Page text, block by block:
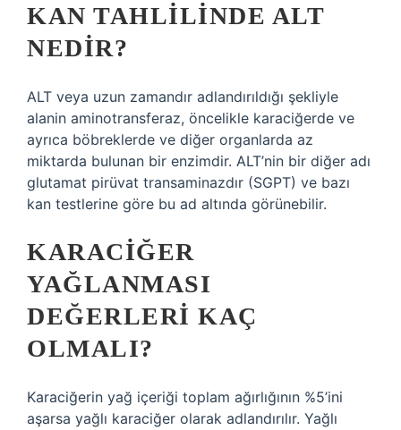
KAN TAHLILINDE ALT
NEDIR?
ALT veya uzun zamandır adlandırıldığı şekliyle
alanin aminotransferaz, öncelikle karaciğerde ve
ayrıca böbreklerde ve diğer organlarda az
miktarda bulunan bir enzimdir. ALT’nin bir diğer adı
glutamat pirüvat transaminazdır (SGPT) ve bazı
kan testlerine göre bu ad altında görünebilir.
KARACIĞER
YAĞLANMASI
DEĞERLERI KAÇ
OLMALI?
Karaciğerin yağ içeriği toplam ağırlığının %5’ini
aşarsa yağlı karaciğer olarak adlandırılır. Yağlı